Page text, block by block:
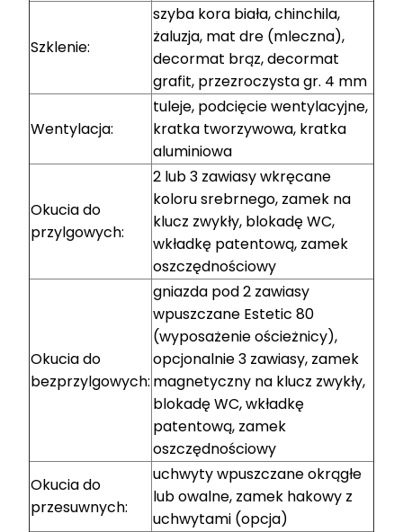
Szklenie:
szyba kora biała, chinchila,
żaluzja, mat dre (mleczna),
decormat brąz, decormat
grafit, przezroczysta gr. 4 mm
Wentylacja:
tuleje, podcięcie wentylacyjne,
kratka tworzywowa, kratka
aluminiowa
Okucia do
przylgowych:
2 lub 3 zawiasy wkręcane
koloru srebrnego, zamek na
klucz zwykły, blokadę WC,
wkładkę patentową, zamek
oszczędnościowy
Okucia do
bezprzylgowych:
gniazda pod 2 zawiasy
wpuszczane Estetic 80
(wyposażenie ościeżnicy),
opcjonalnie 3 zawiasy, zamek
magnetyczny na klucz zwykły,
blokadę WC, wkładkę
patentową, zamek
oszczędnościowy
Okucia do
przesuwnych:
uchwyty wpuszczane okrągłe
lub owalne, zamek hakowy z
uchwytami (opcja)